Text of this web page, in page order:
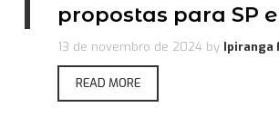
propostas para SP
13 de novembro de 2024 by Ipiranga
READ MORE